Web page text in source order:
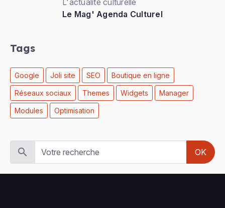
Le Mag' Agenda Culturel
Tags
Google Joli site SEO Boutique en ligne
Réseaux sociaux Themes Widgets Manager
Modules Optimisation
OK